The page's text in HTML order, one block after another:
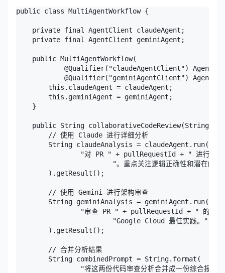
public class MultiAgentWorkflow {
private final AgentClient claudeAgent;
private final AgentClient geminiAgent;
public MultiAgentWorkflow(
@Qualifier("claudeAgentClient")
@Qualifier("geminiAgentClient")
this.claudeAgent = claudeAgent;
this.geminiAgent = geminiAgent;
}
public String collaborativeCodeReview(String
// 使用 Claude 进行详细分析
String claudeAnalysis = claudeAgent.run(
"对 PR " + pullRequestId + " 进行详细的
"。重点关注逻辑正确性和潜在的
).getResult();
// 使用 Gemini 进行架构审查
String geminiAnalysis = geminiAgent.run(
"审查 PR " + pullRequestId + " 的架构问
"Google Cloud 最佳实践。"
).getResult();
// 合并分析结果
String combinedPrompt = String.format(
"将这两份代码审查分析合并成一份综合报告：